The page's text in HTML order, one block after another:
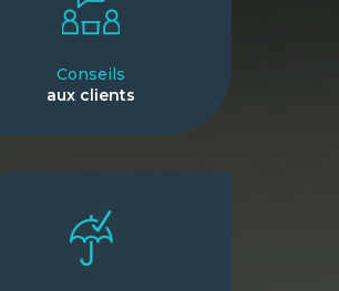
Conseils
aux clients